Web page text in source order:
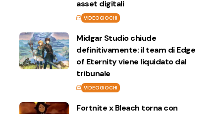
asset digitali
VIDEOGIOCHI
Midgar Studio chiude
definitivamente: il team di Edge
of Eternity viene liquidato dal
tribunale
VIDEOGIOCHI
Fortnite x Bleach torna con